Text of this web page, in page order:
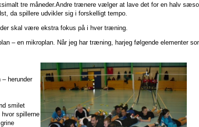
tre måneder.Andre trænere vælger at lave det for en halv
da spillere udvikler sig i forskelligt tempo.
skal være ekstra fokus på i hver træning.
– en mikroplan. Når jeg har træning, harjeg følgende elementer
herunder
smilet
spillerne